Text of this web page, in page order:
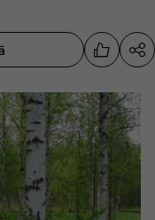
atbalsta fonds